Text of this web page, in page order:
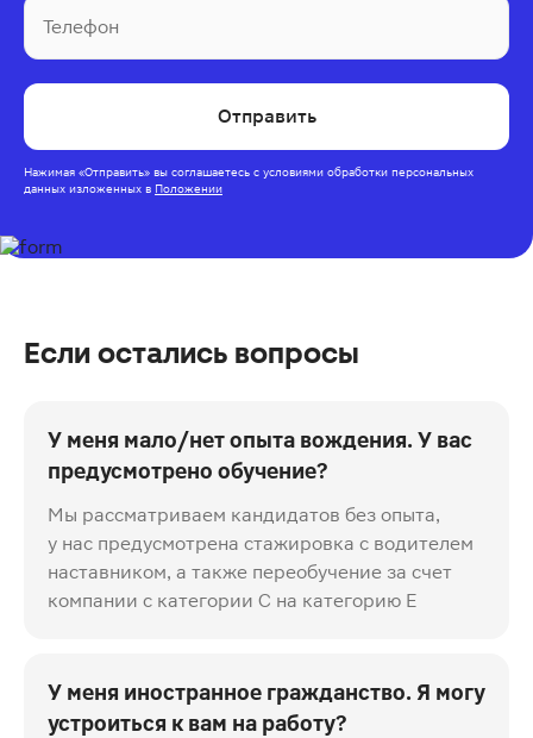
Телефон
Отправить
Нажимая «Отправить» вы соглашаетесь с условиями обработки персональных
данных изложенных в Положении
Если остались вопросы
У меня мало/нет опыта вождения. У вас
предусмотрено обучение?
Мы рассматриваем кандидатов без опыта,
у нас предусмотрена стажировка с водителем
наставником, а также переобучение за счет
компании с категории С на категорию Е
У меня иностранное гражданство. Я могу
устроиться к вам на работу?